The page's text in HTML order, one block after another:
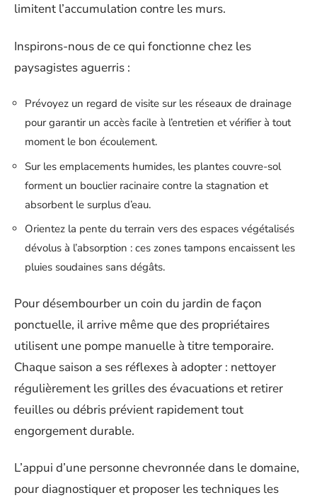
limitent l’accumulation contre les murs.
Inspirons-nous de ce qui fonctionne chez les
paysagistes aguerris :
Prévoyez un regard de visite sur les réseaux de drainage
pour garantir un accès facile à l’entretien et vérifier à tout
moment le bon écoulement.
Sur les emplacements humides, les plantes couvre-sol
forment un bouclier racinaire contre la stagnation et
absorbent le surplus d’eau.
Orientez la pente du terrain vers des espaces végétalisés
dévolus à l’absorption : ces zones tampons encaissent les
pluies soudaines sans dégâts.
Pour désembourber un coin du jardin de façon
ponctuelle, il arrive même que des propriétaires
utilisent une pompe manuelle à titre temporaire.
Chaque saison a ses réflexes à adopter : nettoyer
régulièrement les grilles des évacuations et retirer
feuilles ou débris prévient rapidement tout
engorgement durable.
L’appui d’une personne chevronnée dans le domaine,
pour diagnostiquer et proposer les techniques les